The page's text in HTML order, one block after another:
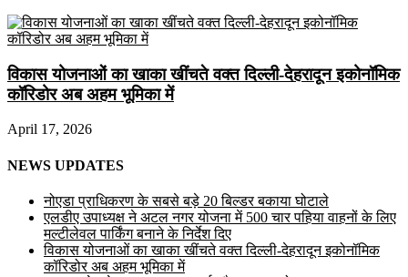
विकास योजनाओं का खाका खींचते वक्त दिल्ली-देहरादून इकोनॉमिक
कॉरिडोर अब अहम भूमिका में
April 17, 2026
NEWS UPDATES
नोएडा प्राधिकरण के सबसे बड़े 20 बिल्डर बकाया घोटाले
एलडीए उपाध्यक्ष ने अटल नगर योजना में 500 चार पहिया वाहनों के लिए
मल्टीलेवल पार्किंग बनाने के निर्देश दिए
विकास योजनाओं का खाका खींचते वक्त दिल्ली-देहरादून इकोनॉमिक
कॉरिडोर अब अहम भूमिका में